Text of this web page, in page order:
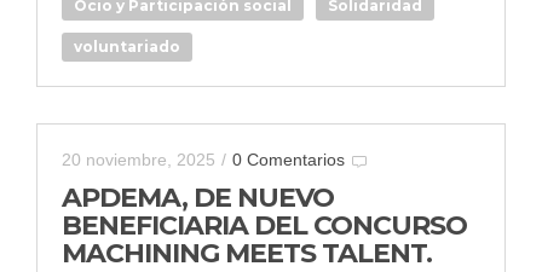
Ocio y Participación social Solidaridad
voluntariado
20 noviembre, 2025 / 0 Comentarios
APDEMA, DE NUEVO
BENEFICIARIA DEL CONCURSO
MACHINING MEETS TALENT.